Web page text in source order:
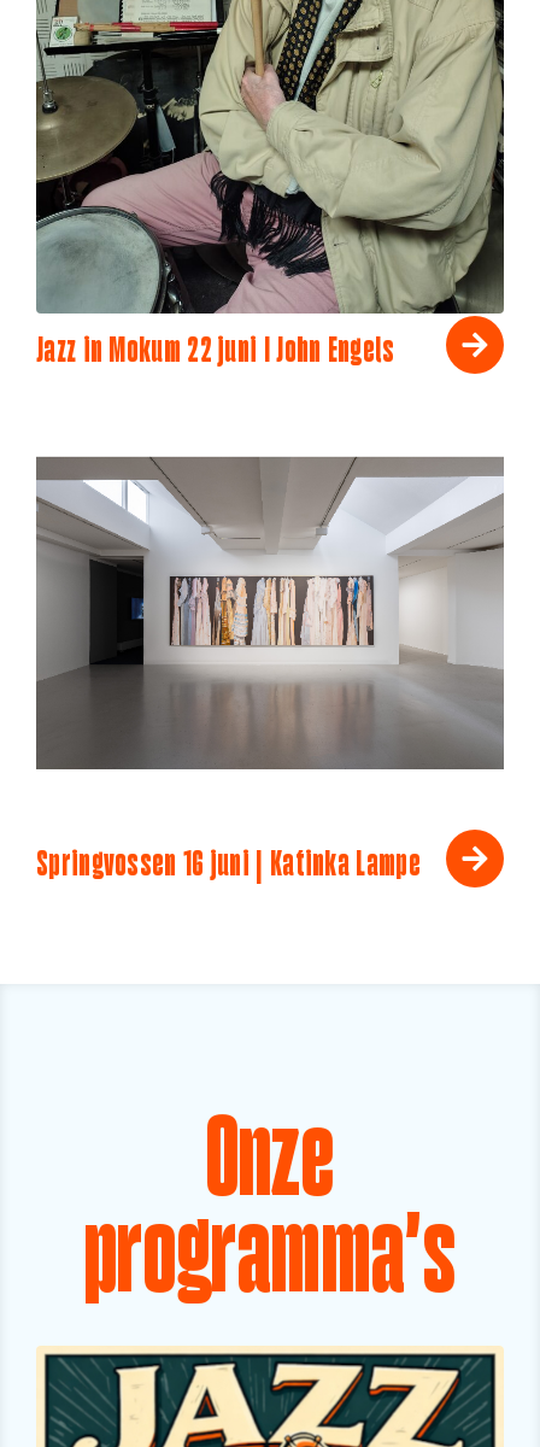
Jazz in Mokum 22 juni I John Engels
Springvossen 16 juni | Katinka Lampe
Onze
programma's